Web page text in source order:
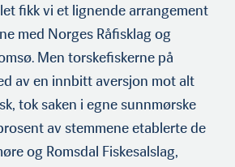
fikk vi et lignende arrangement
med Norges Råfisklag og
Men torskefiskerne på
av en innbitt aversjon mot alt
tok saken i egne sunnmørske
av stemmene etablerte de
og Romsdal Fiskesalslag,